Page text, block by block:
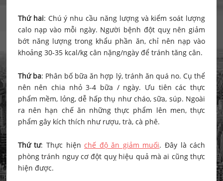
Thứ hai: Chú ý nhu cầu năng lượng và kiểm soát lượng
calo nạp vào mỗi ngày. Người bệnh đột quỵ nên giảm
bớt năng lượng trong khẩu phần ăn, chỉ nên nạp vào
khoảng 30-35 kcal/kg cân nặng/ngày để tránh tăng cân.
Thứ ba: Phân bố bữa ăn hợp lý, tránh ăn quá no. Cụ thể
nên nên chia nhỏ 3-4 bữa / ngày. Ưu tiên các thực
phẩm mềm, lỏng, dễ hấp thụ như cháo, sữa, súp. Ngoài
ra nên hạn chế ăn những thực phẩm lên men, thực
phẩm gây kích thích như rượu, trà, cà phê.
Thứ tư: Thực hiệnchế độ ăn giảm muối. Đây là cách
phòng tránh nguy cơ đột quỵ hiệu quả mà ai cũng thực
hiện được.